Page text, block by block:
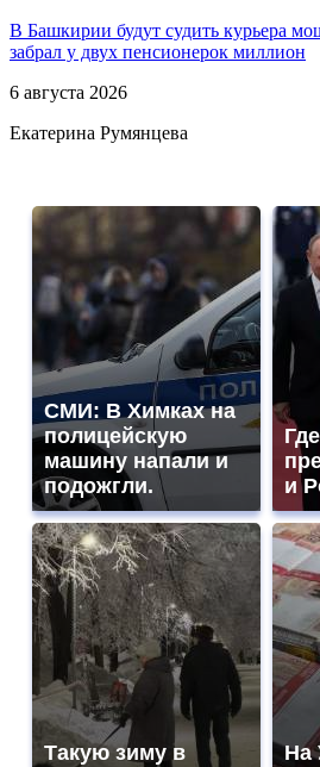
В Башкирии будут судить курьера
забрал у двух пенсионерок миллион
6 августа 2026
Екатерина Румянцева
СМИ: В Химках на
полицейскую
машину напали и
подожгли.
и
Такую зиму в
На